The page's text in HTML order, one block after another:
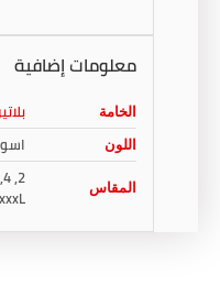
معلومات إضافية
الخامة
اللون
المقاس